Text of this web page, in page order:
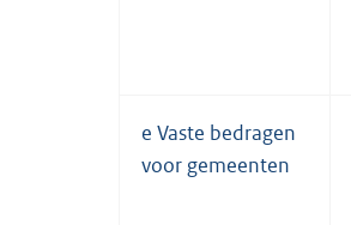
e Vaste bedragen
voor gemeenten